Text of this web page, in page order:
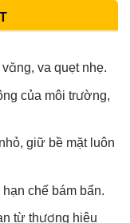
va quẹt nhẹ.
của môi trường,
giữ bề mặt luôn
chế bám bẩn.
từ thương hiệu